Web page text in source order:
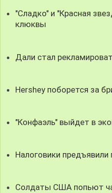
"Сладко" и "Красная
клюквы
Дали стал
Hershey поборется за
"Конфаэль" выйдет в
Налоговики предъявили
Солдаты США попьют